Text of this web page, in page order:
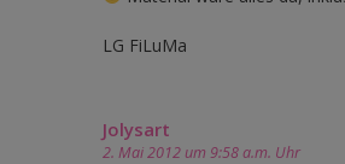
LG FiLuMa
Jolysart
2. Mai 2012 um 9:58 a.m. Uhr